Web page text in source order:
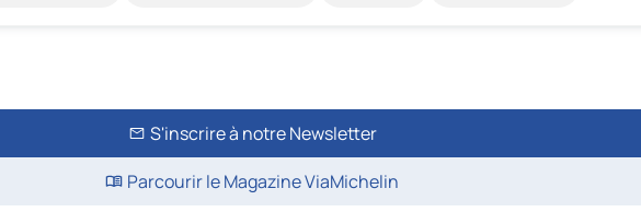
S'inscrire à notre Newsletter
Parcourir le Magazine ViaMichelin